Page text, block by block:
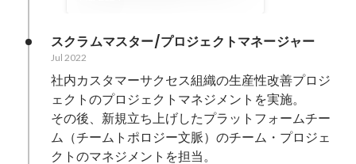
スクラムマスター/プロジェクトマネージャー
Jul 2022
社内カスタマーサクセス組織の生産性改善プロジ
ェクトのプロジェクトマネジメントを実施。
その後、新規立ち上げしたプラットフォームチー
ム（チームトポロジー文脈）のチーム・プロジェ
クトのマネジメントを担当。